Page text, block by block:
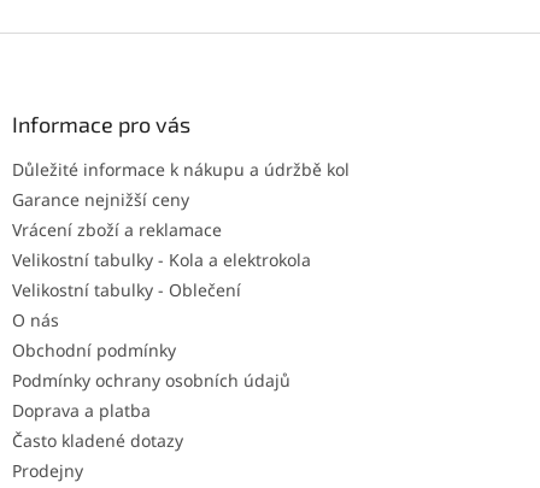
Informace pro vás
Důležité informace k nákupu a údržbě kol
Garance nejnižší ceny
Vrácení zboží a reklamace
Velikostní tabulky - Kola a elektrokola
Velikostní tabulky - Oblečení
O nás
Obchodní podmínky
Podmínky ochrany osobních údajů
Doprava a platba
Často kladené dotazy
Prodejny